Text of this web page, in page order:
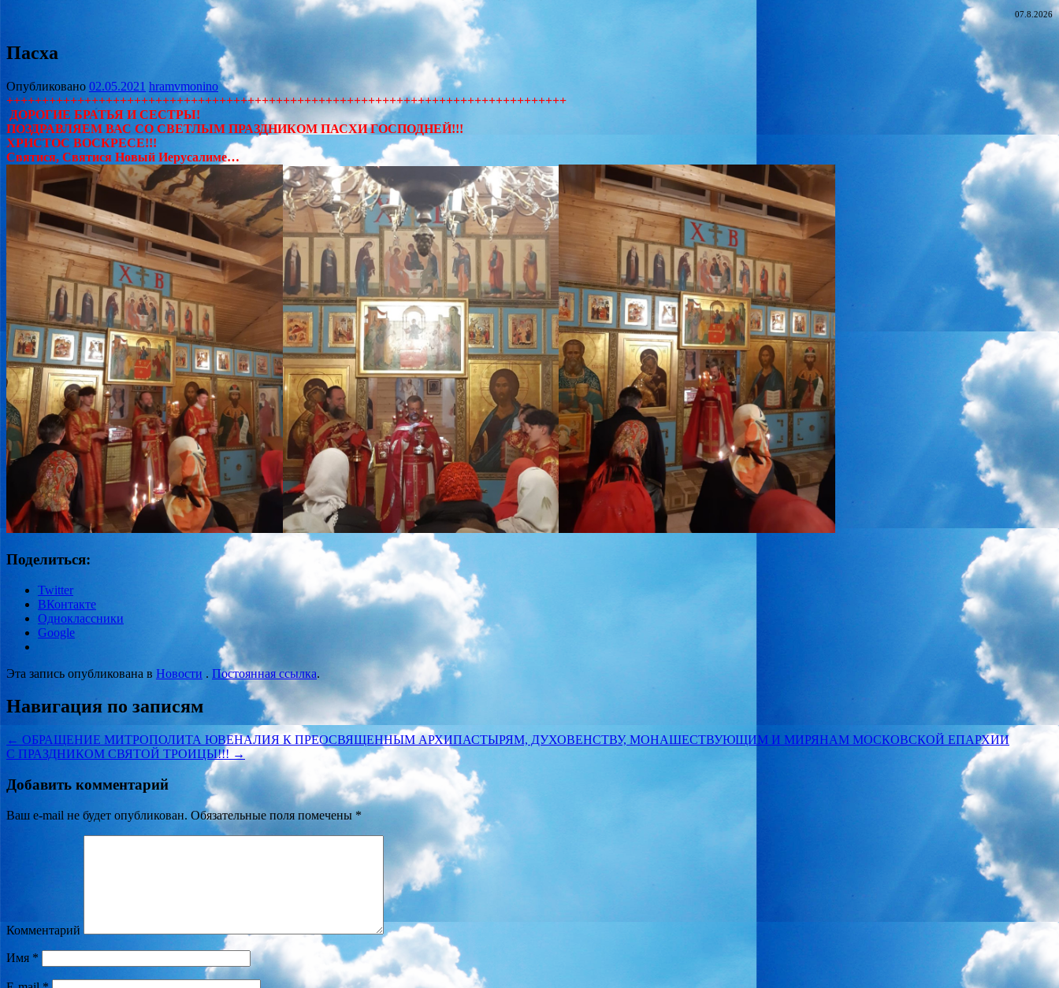
07.8.2026
Пасха
Опубликовано 02.05.2021 hramvmonino
+++++++++++++++++++++++++++++++++++++++++++++++++++++++++++++++++++++++++++++++
ДОРОГИЕ БРАТЬЯ И СЕСТРЫ!
ПОЗДРАВЛЯЕМ ВАС СО СВЕТЛЫМ ПРАЗДНИКОМ ПАСХИ ГОСПОДНЕЙ!!!
ХРИСТОС ВОСКРЕСЕ!!!
Святися, Святися Новый Иерусалиме…
Поделиться:
Twitter
ВКонтакте
Одноклассники
Google
Эта запись опубликована в Новости . Постоянная ссылка.
Навигация по записям
← ОБРАЩЕНИЕ МИТРОПОЛИТА ЮВЕНАЛИЯ К ПРЕОСВЯЩЕННЫМ АРХИПАСТЫРЯМ, ДУХОВЕНСТВУ, МОНАШЕСТВУЮЩИМ И МИРЯНАМ МОСКОВСКОЙ ЕПАРХИИ
С ПРАЗДНИКОМ СВЯТОЙ ТРОИЦЫ!!! →
Добавить комментарий
Ваш e-mail не будет опубликован. Обязательные поля помечены *
Комментарий
Имя *